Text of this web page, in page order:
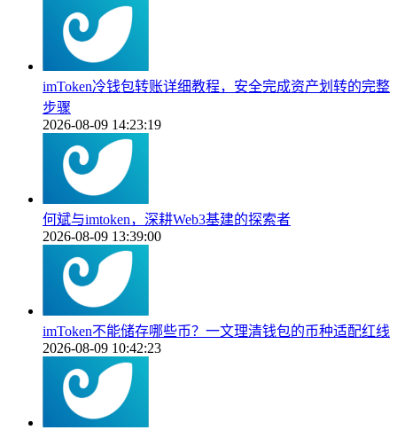
imToken冷钱包转账详细教程，安全完成资产划转的完整
步骤
2026-08-09 14:23:19
何斌与imtoken，深耕Web3基建的探索者
2026-08-09 13:39:00
imToken不能储存哪些币？一文理清钱包的币种适配红线
2026-08-09 10:42:23